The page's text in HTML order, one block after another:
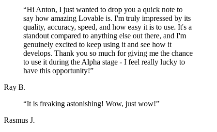
“Hi Anton, I just wanted to drop you a quick note to
say how amazing Lovable is. I'm truly impressed by its
quality, accuracy, speed, and how easy it is to use. It's a
standout compared to anything else out there, and I'm
genuinely excited to keep using it and see how it
develops. Thank you so much for giving me the chance
to use it during the Alpha stage - I feel really lucky to
have this opportunity!”
Ray B.
“It is freaking astonishing! Wow, just wow!”
Rasmus J.